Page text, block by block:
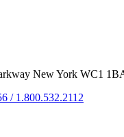
New York WC1
/ 1.800.532.2112